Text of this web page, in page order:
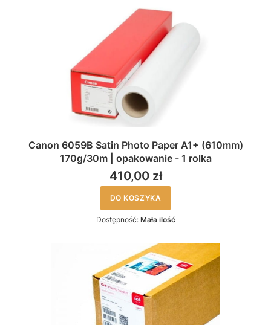
Canon 6059B Satin Photo Paper A1+ (610mm)
170g/30m | opakowanie - 1 rolka
410,00 zł
DO KOSZYKA
Dostępność: Mała ilość